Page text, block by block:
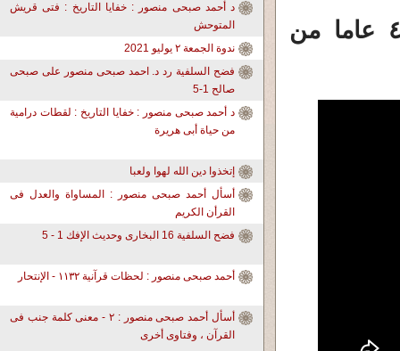
د. أحمد صبحى منصور - خفايا التاريخ : ٤٧ عاما من
د أحمد صبحى منصور : خفايا التاريخ : فتى قريش
المتوحش
ندوة الجمعة ٢ يوليو 2021
فضح السلفية رد د. احمد صبحى منصور على صبحى
صالح 1-5
د أحمد صبحى منصور : خفايا التاريخ : لقطات درامية
من حياة أبى هريرة
إتخذوا دين الله لهوا ولعبا
أسأل أحمد صبحى منصور : المساواة والعدل فى
القرأن الكريم
فضح السلفية 16 البخارى وحديث الإفك 1 - 5
أحمد صبحى منصور : لحظات قرآنية ١١٣٢ - الإنتحار
أسأل أحمد صبحى منصور : ٢ - معنى كلمة جنب فى
القرآن ، وفتاوى أخرى